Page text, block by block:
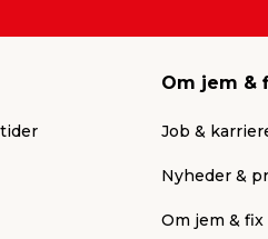
Om jem &
Job &
Nyheder &
Om jem & fix